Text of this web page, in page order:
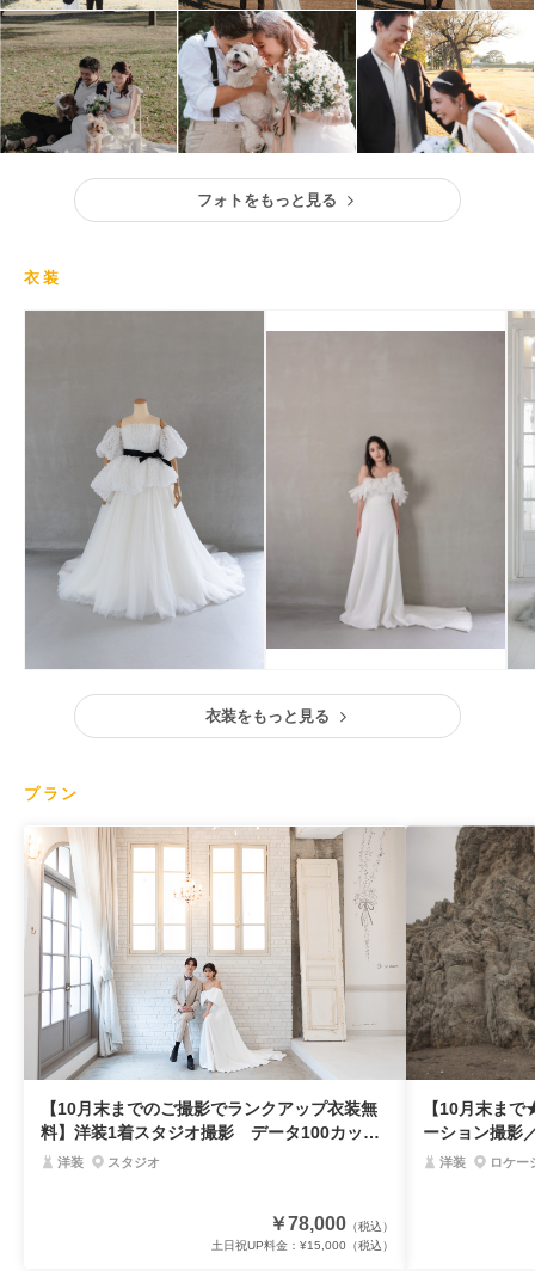
フォトをもっと見る
衣装
衣装をもっと見る
プラン
【10月末までのご撮影でランクアップ衣装無
料】洋装1着スタジオ撮影 データ100カット|
78,000円◆追加料金一切なし！
洋装 スタジオ
￥78,000 （税込）
土日祝UP料金： ¥15,000 （税込）
【10月末ま
ーション撮影
150◆追加料
洋装 ロケー